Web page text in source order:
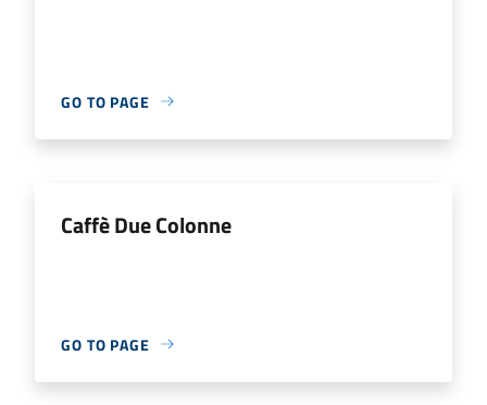
GO TO PAGE
Caffè Due Colonne
GO TO PAGE